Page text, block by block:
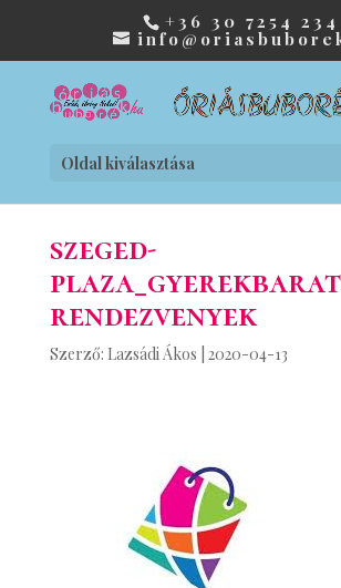
+36 30 7254 234
Oldal kiválasztása
szeged-
rendezvenyek
Szerző: Lazsádi Ákos 2020-04-13